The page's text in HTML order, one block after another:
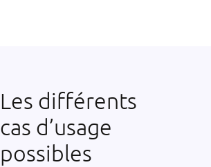
Les différents
cas d’usage
possibles